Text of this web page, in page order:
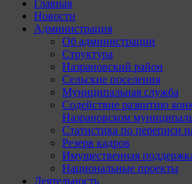
Главная
Новости
Администрация
Об администрации
Структура
Назрановский район
Сельские поселения
Муниципальная служба
Содействие развитию
Назрановском
Статистика по переписи
Резерв кадров
Имущественная
Национальные проекты
Деятельность